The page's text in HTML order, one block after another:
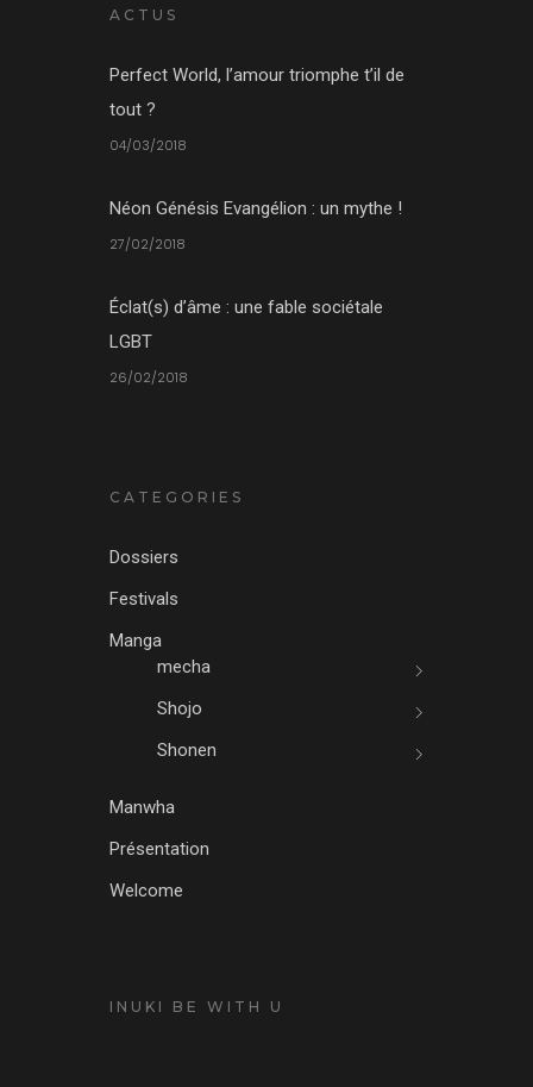
ACTUS
Perfect World, l’amour triomphe t’il de
tout ?
04/03/2018
Néon Génésis Evangélion : un mythe !
27/02/2018
Éclat(s) d’âme : une fable sociétale
LGBT
26/02/2018
CATEGORIES
Dossiers
Festivals
Manga
mecha
Shojo
Shonen
Manwha
Présentation
Welcome
INUKI BE WITH U